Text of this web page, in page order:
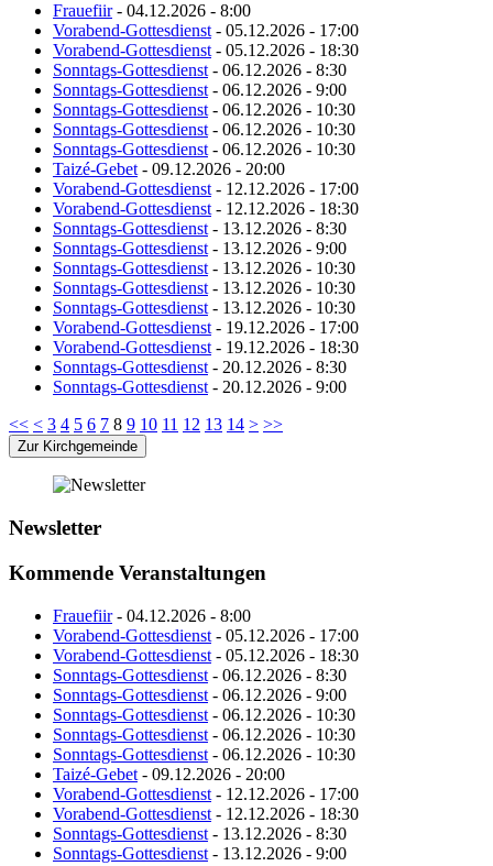
Frauefiir- 04.12.2026 - 8:00
Vorabend-Gottesdienst- 05.12.2026 - 17:00
Vorabend-Gottesdienst- 05.12.2026 - 18:30
Sonntags-Gottesdienst- 06.12.2026 - 8:30
Sonntags-Gottesdienst- 06.12.2026 - 9:00
Sonntags-Gottesdienst- 06.12.2026 - 10:30
Sonntags-Gottesdienst- 06.12.2026 - 10:30
Sonntags-Gottesdienst- 06.12.2026 - 10:30
Taizé-Gebet- 09.12.2026 - 20:00
Vorabend-Gottesdienst- 12.12.2026 - 17:00
Vorabend-Gottesdienst- 12.12.2026 - 18:30
Sonntags-Gottesdienst- 13.12.2026 - 8:30
Sonntags-Gottesdienst- 13.12.2026 - 9:00
Sonntags-Gottesdienst- 13.12.2026 - 10:30
Sonntags-Gottesdienst- 13.12.2026 - 10:30
Sonntags-Gottesdienst- 13.12.2026 - 10:30
Vorabend-Gottesdienst- 19.12.2026 - 17:00
Vorabend-Gottesdienst- 19.12.2026 - 18:30
Sonntags-Gottesdienst- 20.12.2026 - 8:30
Sonntags-Gottesdienst- 20.12.2026 - 9:00
<< < 3 4 5 6 7 8 9 10 11 12 13 14 > >>
Zur Kirchgemeinde
Newsletter
Kommende Veranstaltungen
Frauefiir- 04.12.2026 - 8:00
Vorabend-Gottesdienst - 05.12.2026 - 17:00
Vorabend-Gottesdienst - 05.12.2026 - 18:30
Sonntags-Gottesdienst - 06.12.2026 - 8:30
Sonntags-Gottesdienst - 06.12.2026 - 9:00
Sonntags-Gottesdienst - 06.12.2026 - 10:30
Sonntags-Gottesdienst - 06.12.2026 - 10:30
Sonntags-Gottesdienst - 06.12.2026 - 10:30
Taizé-Gebet - 09.12.2026 - 20:00
Vorabend-Gottesdienst - 12.12.2026 - 17:00
Vorabend-Gottesdienst - 12.12.2026 - 18:30
Sonntags-Gottesdienst - 13.12.2026 - 8:30
Sonntags-Gottesdienst - 13.12.2026 - 9:00